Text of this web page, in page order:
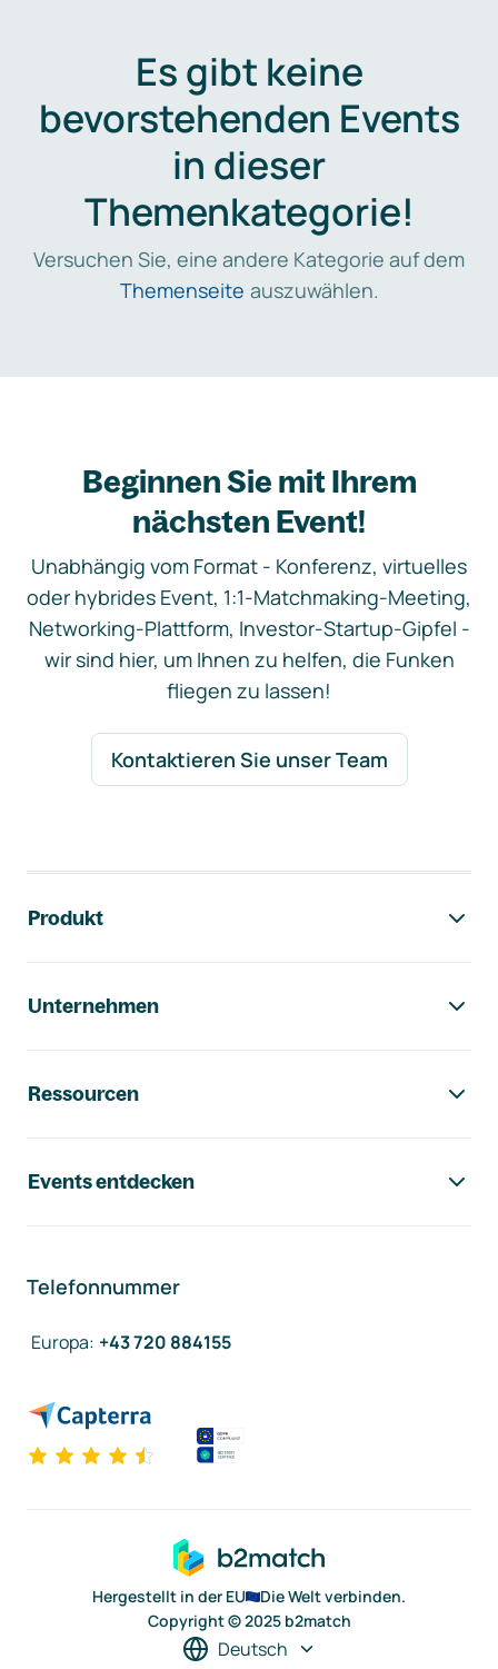
Es gibt keine
bevorstehenden Events
in dieser
Themenkategorie!
Versuchen Sie, eine andere Kategorie auf dem
Themenseite auszuwählen.
Beginnen Sie mit Ihrem
nächsten Event!
Unabhängig vom Format - Konferenz, virtuelles
oder hybrides Event, 1:1-Matchmaking-Meeting,
Networking-Plattform, Investor-Startup-Gipfel -
wir sind hier, um Ihnen zu helfen, die Funken
fliegen zu lassen!
Kontaktieren Sie unser Team
Produkt
Unternehmen
Ressourcen
Events entdecken
Telefonnummer
Europa: +43 720 884155
Hergestellt in der EU
Die Welt verbinden.
Copyright © 2025 b2match
Deutsch